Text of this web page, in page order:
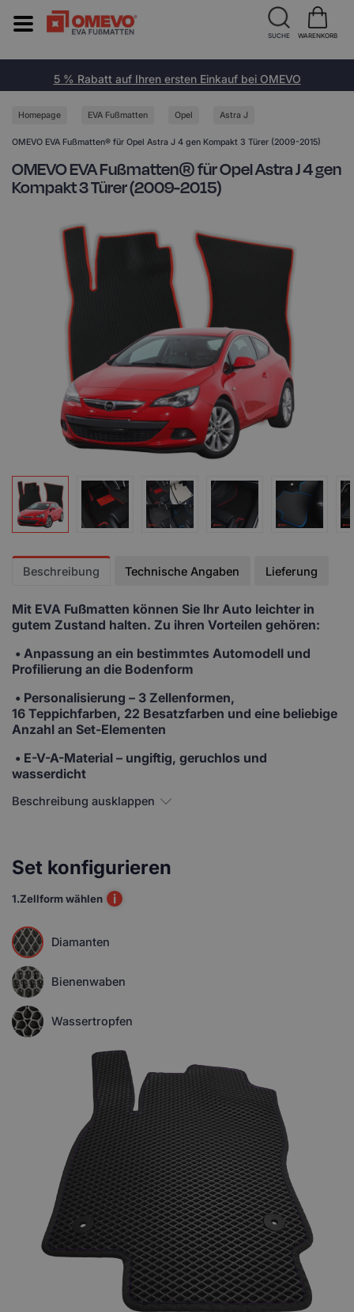
5 % Rabatt auf Ihren ersten Einkauf bei OMEVO
Homepage EVA Fußmatten Opel Astra J
OMEVO EVA Fußmatten® für Opel Astra J 4 gen Kompakt 3 Türer (2009-2015)
OMEVO EVA Fußmatten® für Opel Astra J 4 gen
Kompakt 3 Türer (2009-2015)
Beschreibung Technische Angaben Lieferung
Mit EVA Fußmatten können Sie Ihr Auto leichter in
gutem Zustand halten. Zu ihren Vorteilen gehören:
• Anpassung an ein bestimmtes Automodell und
Profilierung an die Bodenform
• Personalisierung – 3 Zellenformen,
16 Teppichfarben, 22 Besatzfarben und eine beliebige
Anzahl an Set-Elementen
• E-V-A-Material – ungiftig, geruchlos und
wasserdicht
Beschreibung ausklappen
Set konfigurieren
1.Zellform wählen i
Diamanten
Bienenwaben
Wassertropfen
SUCHE WARENKORB